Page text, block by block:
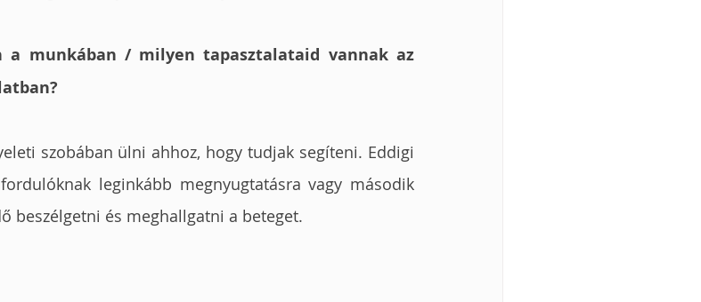
a munkában / milyen tapasztalataid vannak az
szobában ülni ahhoz, hogy tudjak segíteni. Eddigi
leginkább megnyugtatásra vagy második
beszélgetni és meghallgatni a beteget.